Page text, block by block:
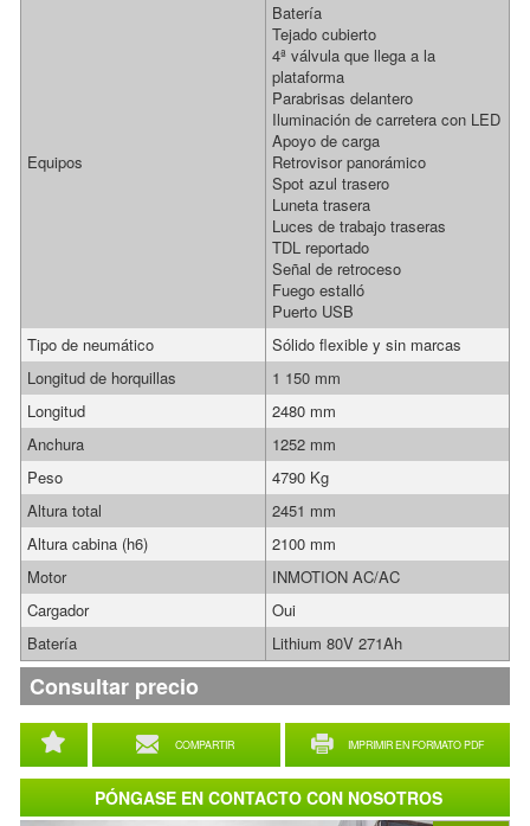
COMPARTIR IMPRIMIR EN FORMATO PDF
Equipos
Batería
Tejado cubierto
4ª válvula que llega a la
plataforma
Parabrisas delantero
Iluminación de carretera con LED
Apoyo de carga
Retrovisor panorámico
Spot azul trasero
Luneta trasera
Luces de trabajo traseras
TDL reportado
Señal de retroceso
Fuego estalló
Puerto USB
Tipo de neumático
Sólido flexible y sin marcas
Longitud de horquillas
1 150 mm
Longitud
2480 mm
Anchura
1252 mm
Peso
4790 Kg
Altura total
2451 mm
Altura cabina (h6)
2100 mm
Motor
INMOTION AC/AC
Cargador
Oui
Batería
Lithium 80V 271Ah
Consultar precio
PÓNGASE EN CONTACTO CON NOSOTROS